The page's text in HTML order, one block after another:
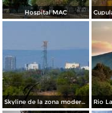
Hospital MAC
Skyline de la zona moderna de la ciudad